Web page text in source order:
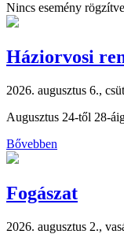
Nincs esemény
Háziorvosi
2026. augusztus 6.,
Augusztus 24-től 28-
Bővebben
Fogászat
2026. augusztus 2.,